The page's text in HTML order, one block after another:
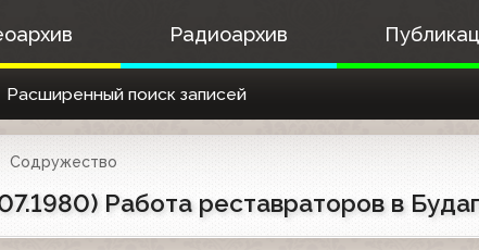
Радиоархив
Расширенный поиск записей
Содружество
Работа реставраторов в